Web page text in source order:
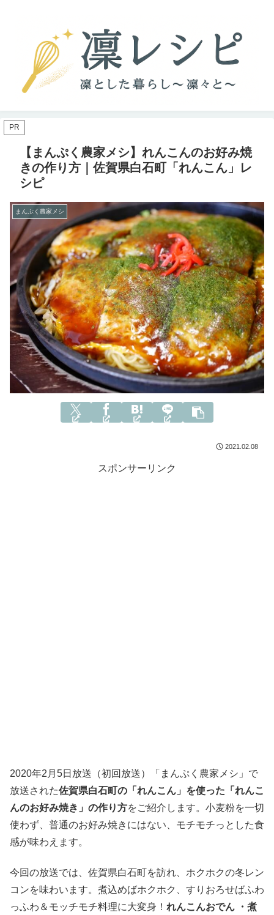
PR
【まんぷく農家メシ】れんこんのお好み焼
きの作り方｜佐賀県白石町「れんこん」レ
シピ
まんぷく農家メシ
2021.02.08
スポンサーリンク
2020年2月5日放送（初回放送）「まんぷく農家メシ」で
放送された佐賀県白石町の「れんこん」を使った「れんこ
んのお好み焼き」の作り方をご紹介します。小麦粉を一切
使わず、普通のお好み焼きにはない、モチモチっとした食
感が味わえます。
今回の放送では、佐賀県白石町を訪れ、ホクホクの冬レン
コンを味わいます。煮込めばホクホク、すりおろせばふわ
っふわ＆モッチモチ料理に大変身！ れんこんおでん ・煮